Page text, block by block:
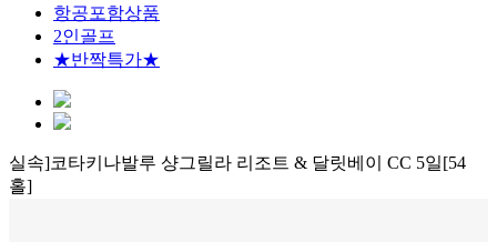
항공포함상품
2인골프
★반짝특가★
실속]코타키나발루 샹그릴라 리조트 & 달릿베이 CC 5일[54
홀]